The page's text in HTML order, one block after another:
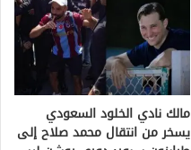
مالك نادي الخلود السعودي
يسخر من انتقال محمد صلاح إلى